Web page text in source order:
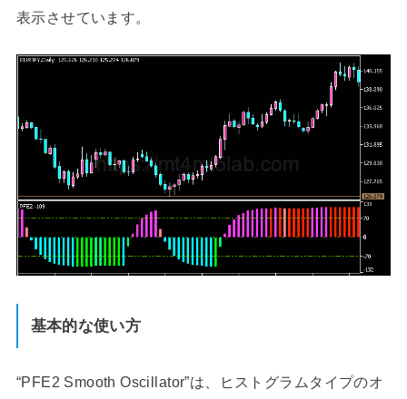
表示させています。
基本的な使い方
“PFE2 Smooth Oscillator”は、ヒストグラムタイプのオ